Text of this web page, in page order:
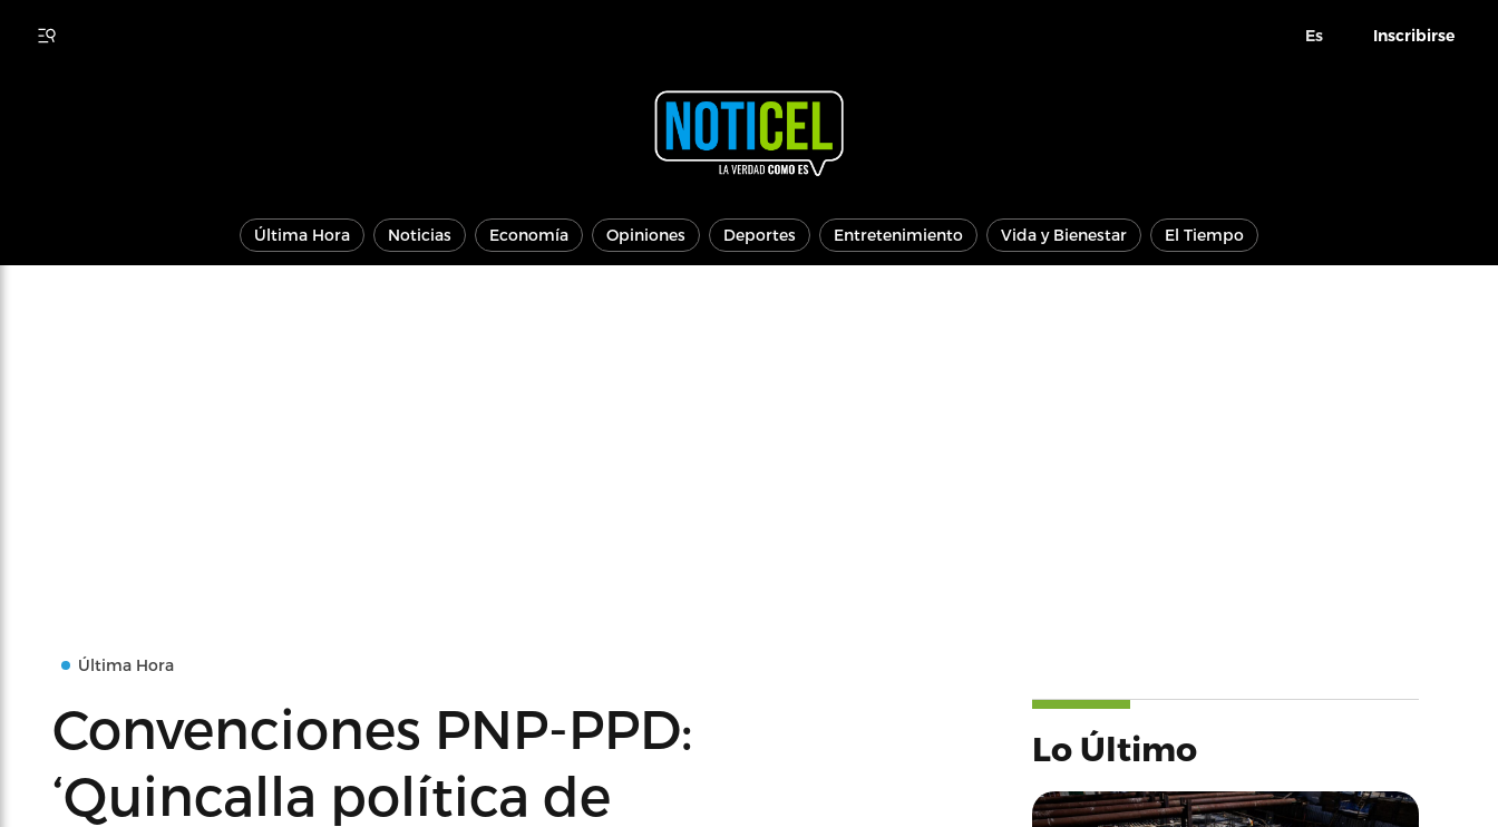
Es Inscribirse
Última Hora Noticias Economía Opiniones Deportes Entretenimiento Vida y Bienestar El Tiempo
Última Hora
Convenciones PNP-PPD:
‘Quincalla política de
Lo Último